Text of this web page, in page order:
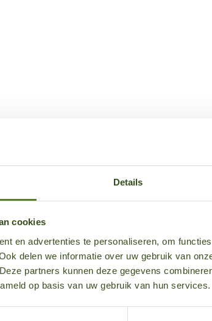
Details
cookies
en advertenties te personaliseren, om
delen we informatie over uw gebruik van
partners kunnen deze gegevens
op basis van uw gebruik van hun services.